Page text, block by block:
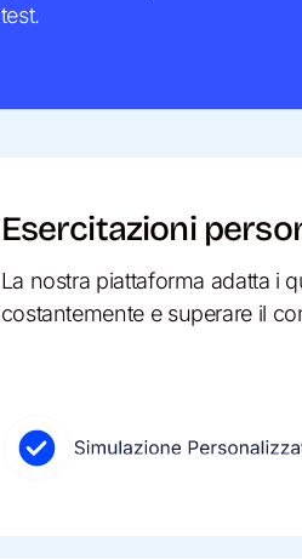
test.
Esercitazioni
La nostra piattaforma adatta i
costantemente e superare il